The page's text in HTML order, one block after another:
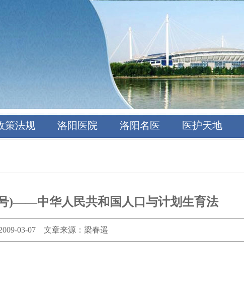
策法规 洛阳医院 洛阳名医 医护天地
)——中华人民共和国人口与计划生育法
03-07 文章来源：梁春遥